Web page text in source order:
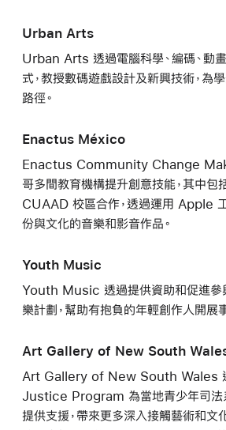
Urban Arts
Urban Arts 透過電腦科學、編碼、動
式，教授數碼遊戲設計及新興技術，為
路徑。
Enactus México
Enactus Community Change
哥多間教育機構提升創意技能，其中包
CUAAD 校區合作，透過運用 Apple
份與文化的音樂和影音作品。
Youth Music
Youth Music 透過提供資助和促進參
樂計劃，幫助有抱負的年輕創作人開展
Art Gallery of New South
Art Gallery of New South Wales
Justice Program 為當地青少年司法
提供支援，帶來更多深入接觸藝術和文